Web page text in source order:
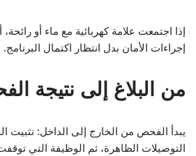
إذا اجتمعت علامة كهربائية مع ماء أو
إجراءات الأمان بدل انتظار اكتمال البرنامج.
من البلاغ إلى نتيجة
يبدأ الفحص من الخارج إلى الداخل: تثبيت
التوصيلات الظاهرة، ثم الوظيفة التي